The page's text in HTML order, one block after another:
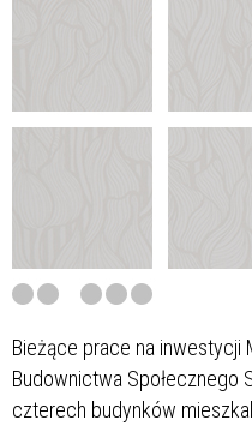
Bieżące prace na inwestycji
Budownictwa Społecznego
czterech budynków